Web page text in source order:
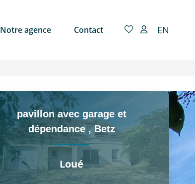
Notre agence Contact EN
pavillon avec garage et
dépendance,Betz
Loué